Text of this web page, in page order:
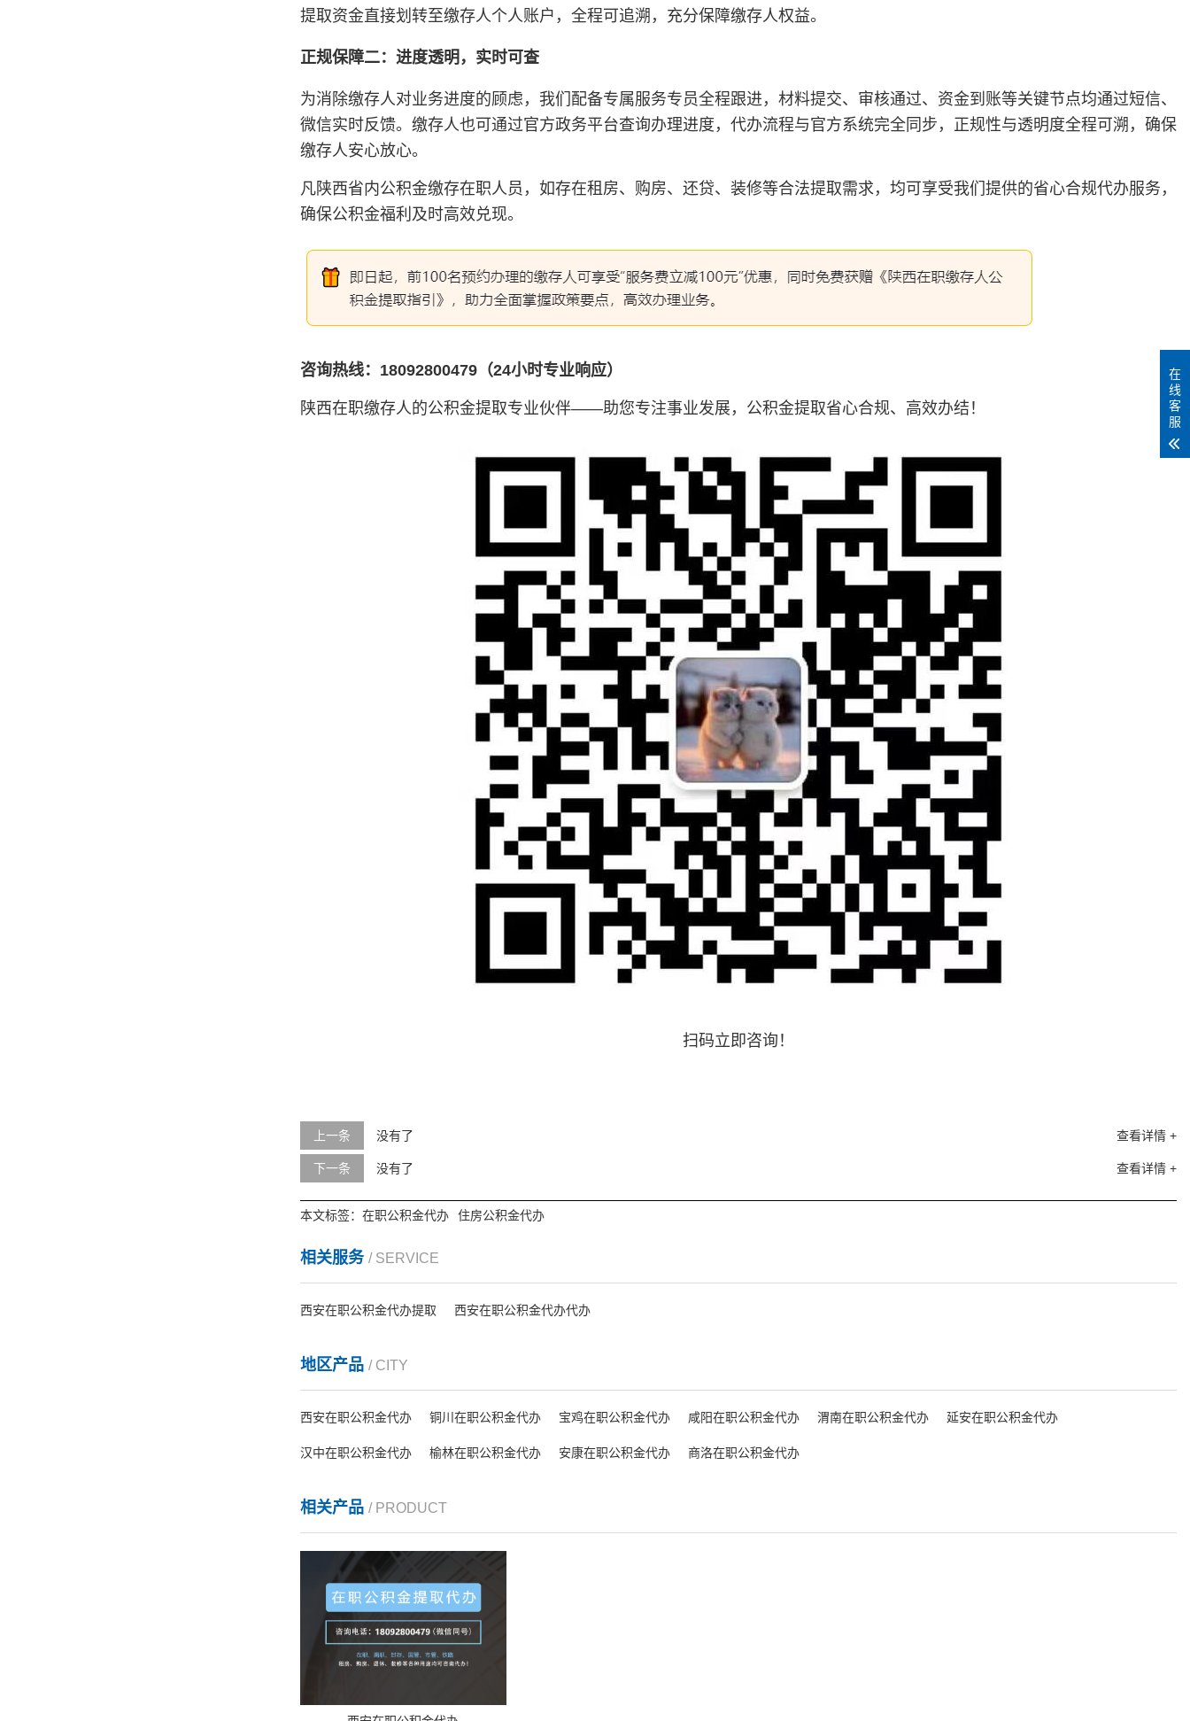
提取资金直接划转至缴存人个人账户，全程可追溯，充分保障缴存人权益。
正规保障二：进度透明，实时可查
为消除缴存人对业务进度的顾虑，我们配备专属服务专员全程跟进，材料提交、审核通过、资金到账等关键节点均通过短信、
微信实时反馈。缴存人也可通过官方政务平台查询办理进度，代办流程与官方系统完全同步，正规性与透明度全程可溯，确保
缴存人安心放心。
凡陕西省内公积金缴存在职人员，如存在租房、购房、还贷、装修等合法提取需求，均可享受我们提供的省心合规代办服务，
确保公积金福利及时高效兑现。
咨询热线：18092800479（24小时专业响应）
陕西在职缴存人的公积金提取专业伙伴——助您专注事业发展，公积金提取省心合规、高效办结！
扫码立即咨询！
上一条 查看详情 +
没有了
下一条 查看详情 +
没有了
本文标签： 在职公积金代办 住房公积金代办
相关服务 / SERVICE
西安在职公积金代办提取 西安在职公积金代办代办
地区产品 / CITY
西安在职公积金代办 铜川在职公积金代办 宝鸡在职公积金代办 咸阳在职公积金代办 渭南在职公积金代办 延安在职公积金代办
汉中在职公积金代办 榆林在职公积金代办 安康在职公积金代办 商洛在职公积金代办
相关产品 / PRODUCT
在
线
客
服